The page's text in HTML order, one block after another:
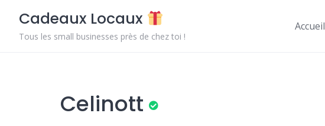
content
Cadeaux Locaux
Tous les small businesses près de chez toi !
Accueil
Celinott